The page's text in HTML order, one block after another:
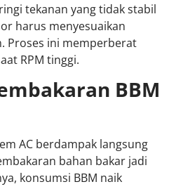
tekanan yang tidak stabil
harus menyesuaikan
Proses ini memperberat
RPM tinggi.
BBM
AC berdampak langsung
bahan bakar jadi
konsumsi BBM naik